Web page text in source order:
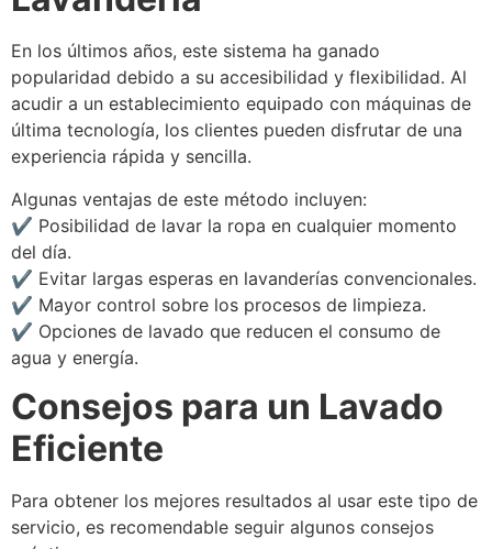
En los últimos años, este sistema ha ganado
popularidad debido a su accesibilidad y flexibilidad. Al
acudir a un establecimiento equipado con máquinas de
última tecnología, los clientes pueden disfrutar de una
experiencia rápida y sencilla.
Algunas ventajas de este método incluyen:
✔ Posibilidad de lavar la ropa en cualquier momento
del día.
✔ Evitar largas esperas en lavanderías convencionales.
✔ Mayor control sobre los procesos de limpieza.
✔ Opciones de lavado que reducen el consumo de
agua y energía.
Consejos para un Lavado
Eficiente
Para obtener los mejores resultados al usar este tipo de
servicio, es recomendable seguir algunos consejos